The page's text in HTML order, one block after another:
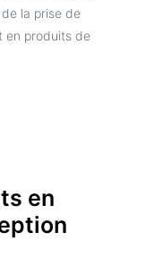
la prise de
en produits de
en